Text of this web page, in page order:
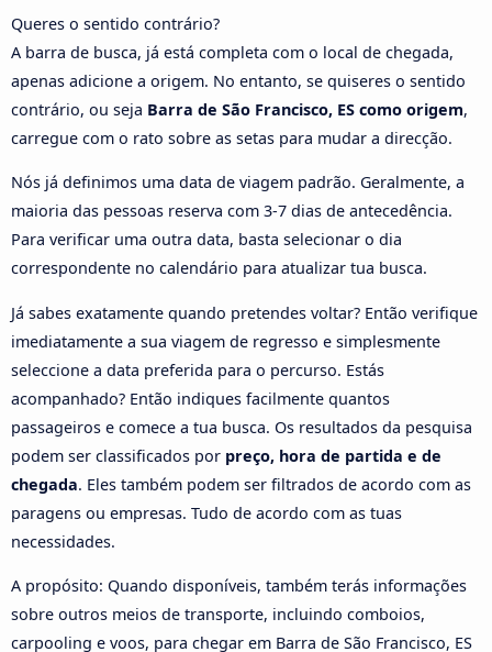
Queres o sentido contrário?
A barra de busca, já está completa com o local de chegada,
apenas adicione a origem. No entanto, se quiseres o sentido
contrário, ou seja Barra de São Francisco, ES como origem,
carregue com o rato sobre as setas para mudar a direcção.
Nós já definimos uma data de viagem padrão. Geralmente, a
maioria das pessoas reserva com 3-7 dias de antecedência.
Para verificar uma outra data, basta selecionar o dia
correspondente no calendário para atualizar tua busca.
Já sabes exatamente quando pretendes voltar? Então verifique
imediatamente a sua viagem de regresso e simplesmente
seleccione a data preferida para o percurso. Estás
acompanhado? Então indiques facilmente quantos
passageiros e comece a tua busca. Os resultados da pesquisa
podem ser classificados por preço, hora de partida e de
chegada. Eles também podem ser filtrados de acordo com as
paragens ou empresas. Tudo de acordo com as tuas
necessidades.
A propósito: Quando disponíveis, também terás informações
sobre outros meios de transporte, incluindo comboios,
carpooling e voos, para chegar em Barra de São Francisco, ES